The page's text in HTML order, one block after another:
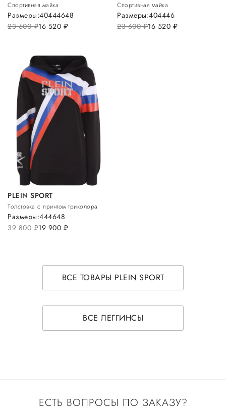
Спортивная майка
23 600руб.16 520 руб.
Размеры:40444648
Спортивная майка
23 600руб.16 520 руб.
Размеры:404446
PLEIN SPORT
Толстовка с принтом триколора
39 800руб.19 900 руб.
Размеры:444648
ВСЕ ТОВАРЫ PLEIN SPORT
ВСЕ ЛЕГГИНСЫ
ЕСТЬ ВОПРОСЫ ПО ЗАКАЗУ?